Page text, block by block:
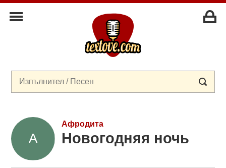
Афродита
Новогодняя ночь